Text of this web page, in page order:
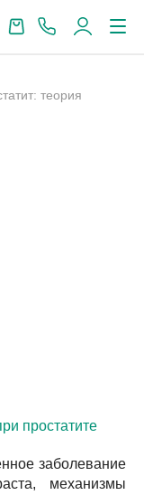
теория
простатите
заболевание
механизмы